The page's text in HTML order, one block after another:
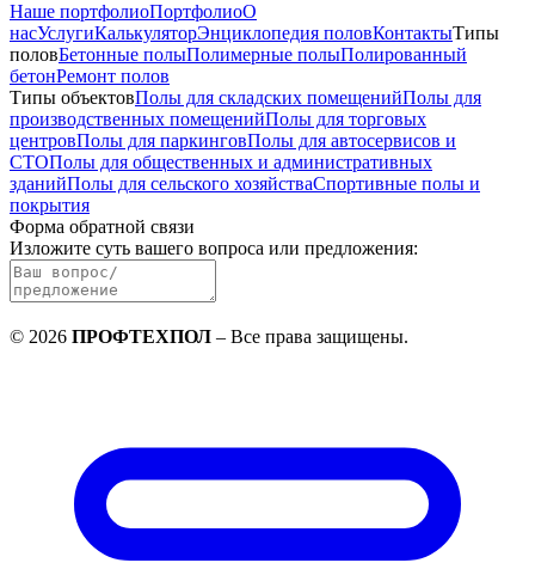
Наше портфолиоПортфолиоО
насУслугиКалькуляторЭнциклопедия половКонтактыТипы
половБетонные полыПолимерные полыПолированный
бетонРемонт полов
Типы объектовПолы для складских помещенийПолы для
производственных помещенийПолы для торговых
центровПолы для паркинговПолы для автосервисов и
СТОПолы для общественных и административных
зданийПолы для сельского хозяйстваСпортивные полы и
покрытия
Форма обратной связи
Изложите суть вашего вопроса или предложения:
© 2026 ПРОФТЕХПОЛ – Все права защищены.